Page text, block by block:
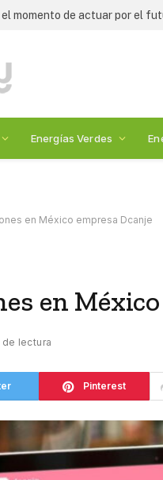
Energías Verdes
en México empresa Dcanje
en
lectura
Pinterest